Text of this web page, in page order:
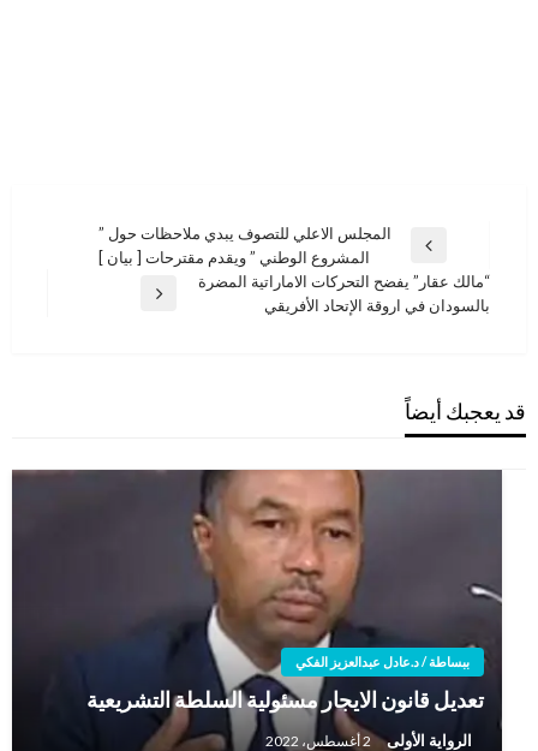
المقالات
المقالة
السابقة
المجلس الاعلي للتصوف يبدي ملاحظات حول ”
المشروع الوطني ” ويقدم مقترحات [ بيان ]
المقالة
“مالك عقار” يفضح التحركات الاماراتية المضرة
بالسودان في اروقة الإتحاد الأفريقي
قد يعجبك أيضاً
ببساطة / د.عادل عبدالعزيز الفكي
تعديل قانون الايجار مسئولية السلطة التشريعية
الرواية الأولى 2 أغسطس، 2022